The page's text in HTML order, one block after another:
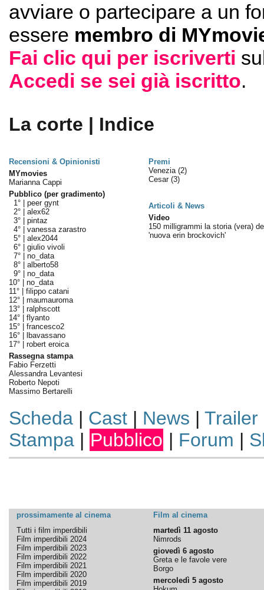
avviare o partecipare a un
essere membro di
Fai clic qui per iscriverti
Accedi se sei già iscritto.
La corte | Indice
Recensioni & Opinionisti
Premi
MYmovies
Marianna Cappi
Pubblico (per gradimento)
1° | peer gynt
2° | alex62
3° | pintaz
4° | vanessa zarastro
5° | alex2044
6° | giulio vivoli
7° | no_data
8° | alberto58
9° | no_data
10° | no_data
11° | filippo catani
12° | maumauroma
13° | ralphscott
14° | flyanto
15° | francesco2
16° |
lbavassano
17° | robert eroica
Rassegna stampa
Fabio Ferzetti
Alessandra Levantesi
Roberto Nepoti
Massimo Bertarelli
Venezia (2)
Cesar (3)
Articoli & News
Video
150 milligrammi la storia (vera)
'nuova erin brockovich'
Scheda| Cast| News | Trailer
Stampa| Pubblico | Forum |
prossimamente al cinema
Film al cinema
Tutti i film imperdibili
Film imperdibili 2024
Film imperdibili 2023
Film imperdibili 2022
Film imperdibili 2021
Film imperdibili 2020
Film imperdibili 2019
martedì 11 agosto
Nimrods
giovedì 6 agosto
Greta e le favole vere
Borgo
mercoledì 5 agosto